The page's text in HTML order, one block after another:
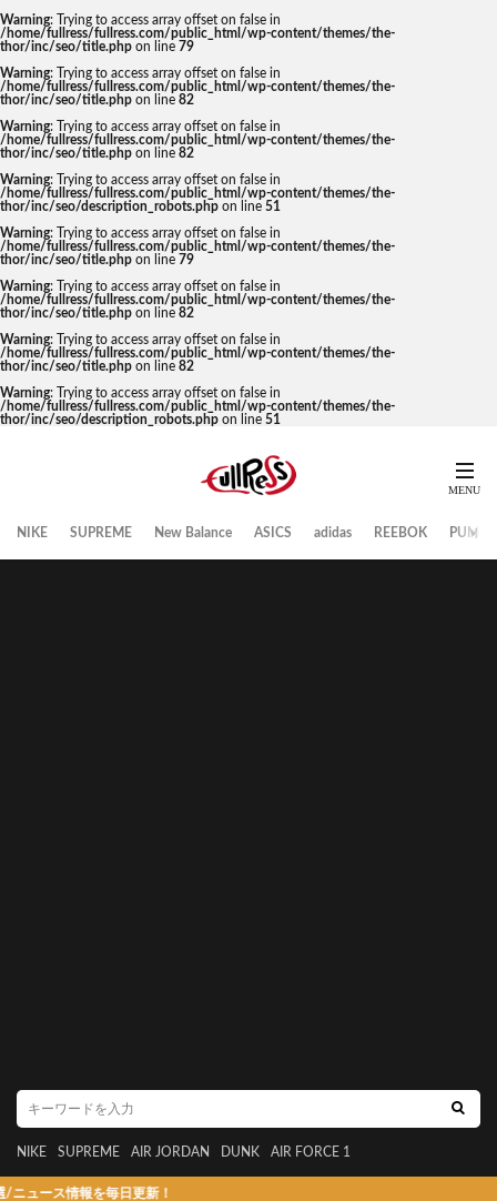
Warning: Trying to access array offset on false in
/home/fullress/fullress.com/public_html/wp-content/themes/the-
thor/inc/seo/title.php on line 79
Warning: Trying to access array offset on false in
/home/fullress/fullress.com/public_html/wp-content/themes/the-
thor/inc/seo/title.php on line 82
Warning: Trying to access array offset on false in
/home/fullress/fullress.com/public_html/wp-content/themes/the-
thor/inc/seo/title.php on line 82
Warning: Trying to access array offset on false in
/home/fullress/fullress.com/public_html/wp-content/themes/the-
thor/inc/seo/description_robots.php on line 51
Warning: Trying to access array offset on false in
/home/fullress/fullress.com/public_html/wp-content/themes/the-
thor/inc/seo/title.php on line 79
Warning: Trying to access array offset on false in
/home/fullress/fullress.com/public_html/wp-content/themes/the-
thor/inc/seo/title.php on line 82
Warning: Trying to access array offset on false in
/home/fullress/fullress.com/public_html/wp-content/themes/the-
thor/inc/seo/title.php on line 82
Warning: Trying to access array offset on false in
/home/fullress/fullress.com/public_html/wp-content/themes/the-
thor/inc/seo/description_robots.php on line 51
NIKE SUPREME New Balance ASICS adidas REEBOK PUMA
NIKE SUPREME AIR JORDAN DUNK AIR FORCE 1
ス情報を毎日更新！